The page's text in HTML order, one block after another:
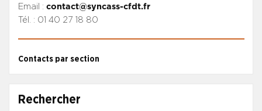
Email : contact@syncass-cfdt.fr
Tél. : 01 40 27 18 80
Contacts par section
Rechercher